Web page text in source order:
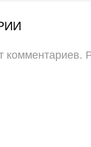
комментариев.